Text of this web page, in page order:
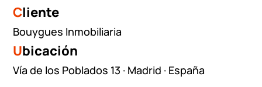
Cliente
Bouygues Inmobiliaria
Ubicación
Vía de los Poblados 13 · Madrid · España